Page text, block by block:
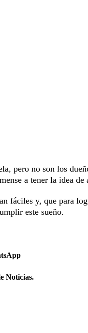
pero no son los
a tener la idea
fáciles y, que para
este sueño.
Noticias.